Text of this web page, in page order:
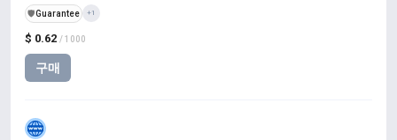
$ 0.62 / 1000
구매
️🛡️Guarantee +1